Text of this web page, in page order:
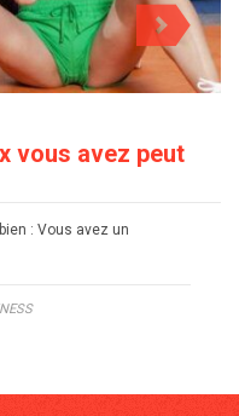
vous avez peut
: Vous avez un